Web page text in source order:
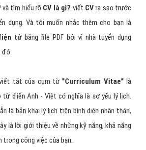
và tìm hiểu rõ CV là gì? viết CVra sao trước
dụng. Và tôi muốn nhắc thêm cho bạn là
tử bằng file PDF bởi vì nhà tuyển dụng
đó.
tắt của cụm từ "Curriculum Vitae" là
từ điển Anh - Việt có nghĩa là sơ yếu lý lịch.
là bản khai lý lịch trên bình diện nhân thân,
là lời giới thiệu về những kỹ năng, khả năng
trong công việc của bạn.